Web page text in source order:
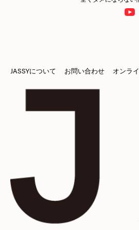
JASSYについて お問い合わせ オンラ